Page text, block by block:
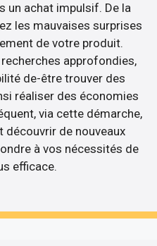
un achat impulsif. De la
les mauvaises surprises
de votre produit.
approfondies,
de-être trouver des
réaliser des économies
via cette démarche,
de nouveaux
à vos nécessités de
efficace.